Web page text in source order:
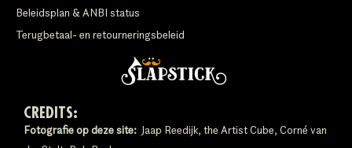
Beleidsplan & ANBI status
Terugbetaal- en retourneringsbeleid
CREDITS:
Fotografie op deze site: Jaap Reedijk, the Artist Cube, Corné van